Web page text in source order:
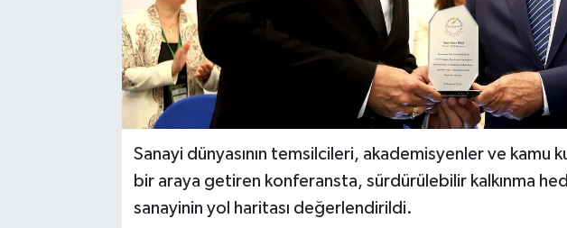
Sanayi dünyasının temsilcileri, akademisyenler ve kamu
bir araya getiren konferansta, sürdürülebilir kalkınma
sanayinin yol haritası değerlendirildi.